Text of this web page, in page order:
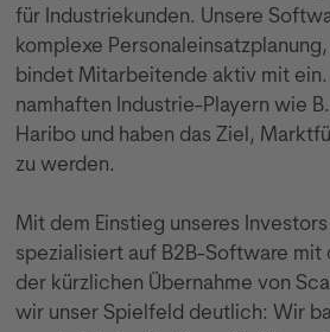
für Industriekunden. Unsere
komplexe
bindet Mitarbeitende aktiv mit
namhaften Industrie-Playern wie
Haribo und haben das Ziel,
zu werden.
Mit dem Einstieg unseres
spezialisiert auf B2B-Software mit
der kürzlichen Übernahme von
wir unser Spielfeld deutlich: Wir